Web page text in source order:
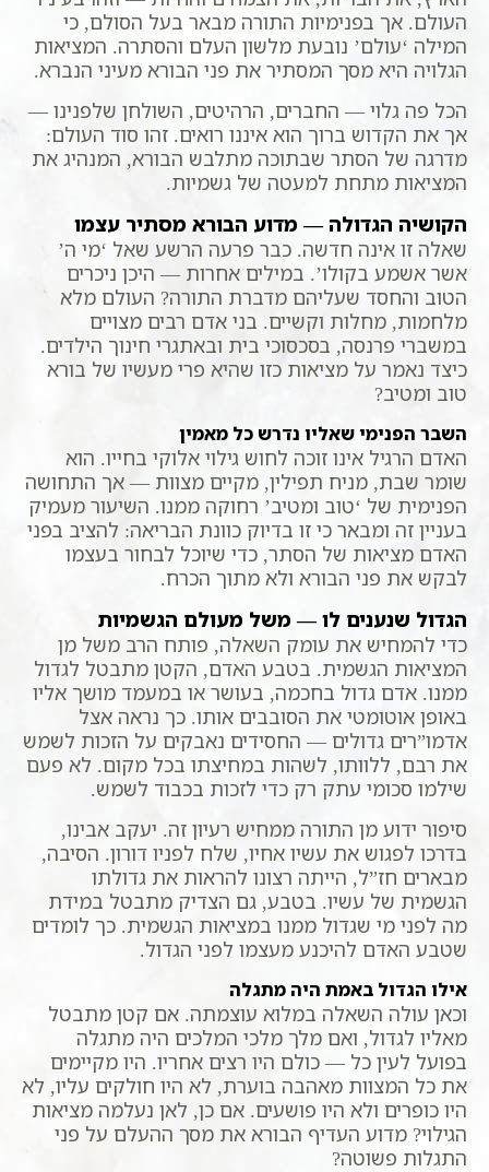
העולם. אך בפנימיות התורה מבאר בעל הסולם, כי
המילה ‘עולם’ נובעת מלשון העלם והסתרה. המציאות
הגלויה היא מסך המסתיר את פני הבורא מעיני הנברא.
הכל פה גלוי — החברים, הרהיטים, השולחן שלפנינו —
אך את הקדוש ברוך הוא איננו רואים. זהו סוד העולם:
מדרגה של הסתר שבתוכה מתלבש הבורא, המנהיג את
המציאות מתחת למעטה של גשמיות.
הקושיה הגדולה — מדוע הבורא מסתיר עצמו
שאלה זו אינה חדשה. כבר פרעה הרשע שאל ‘מי ה’
אשר אשמע בקולו’. במילים אחרות — היכן ניכרים
הטוב והחסד שעליהם מדברת התורה? העולם מלא
מלחמות, מחלות וקשיים. בני אדם רבים מצויים
במשברי פרנסה, בסכסוכי בית ובאתגרי חינוך הילדים.
כיצד נאמר על מציאות כזו שהיא פרי מעשיו של בורא
טוב ומטיב?
השבר הפנימי שאליו נדרש כל מאמין
האדם הרגיל אינו זוכה לחוש גילוי אלוקי בחייו. הוא
שומר שבת, מניח תפילין, מקיים מצוות — אך התחושה
הפנימית של ‘טוב ומטיב’ רחוקה ממנו. השיעור מעמיק
בעניין זה ומבאר כי זו בדיוק כוונת הבריאה: להציב בפני
האדם מציאות של הסתר, כדי שיוכל לבחור בעצמו
לבקש את פני הבורא ולא מתוך הכרח.
הגדול שנענים לו — משל מעולם הגשמיות
כדי להמחיש את עומק השאלה, פותח הרב משל מן
המציאות הגשמית. בטבע האדם, הקטן מתבטל לגדול
ממנו. אדם גדול בחכמה, בעושר או במעמד מושך אליו
באופן אוטומטי את הסובבים אותו. כך נראה אצל
אדמו”רים גדולים — החסידים נאבקים על הזכות לשמש
את רבם, ללוותו, לשהות במחיצתו בכל מקום. לא פעם
שילמו סכומי עתק רק כדי לזכות בכבוד לשמש.
סיפור ידוע מן התורה ממחיש רעיון זה. יעקב אבינו,
בדרכו לפגוש את עשיו אחיו, שלח לפניו דורון. הסיבה,
מבארים חז”ל, הייתה רצונו להראות את גדולתו
הגשמית של עשיו. בטבע, גם הצדיק מתבטל במידת
מה לפני מי שגדול ממנו במציאות הגשמית. כך לומדים
שטבע האדם להיכנע מעצמו לפני הגדול.
אילו הגדול באמת היה מתגלה
וכאן עולה השאלה במלוא עוצמתה. אם קטן מתבטל
מאליו לגדול, ואם מלך מלכי המלכים היה מתגלה
בפועל לעין כל — כולם היו רצים אחריו. היו מקיימים
את כל המצוות מאהבה בוערת, לא היו חולקים עליו, לא
היו כופרים ולא היו פושעים. אם כן, לאן נעלמה מציאות
הגילוי? מדוע העדיף הבורא את מסך ההעלם על פני
התגלות פשוטה?